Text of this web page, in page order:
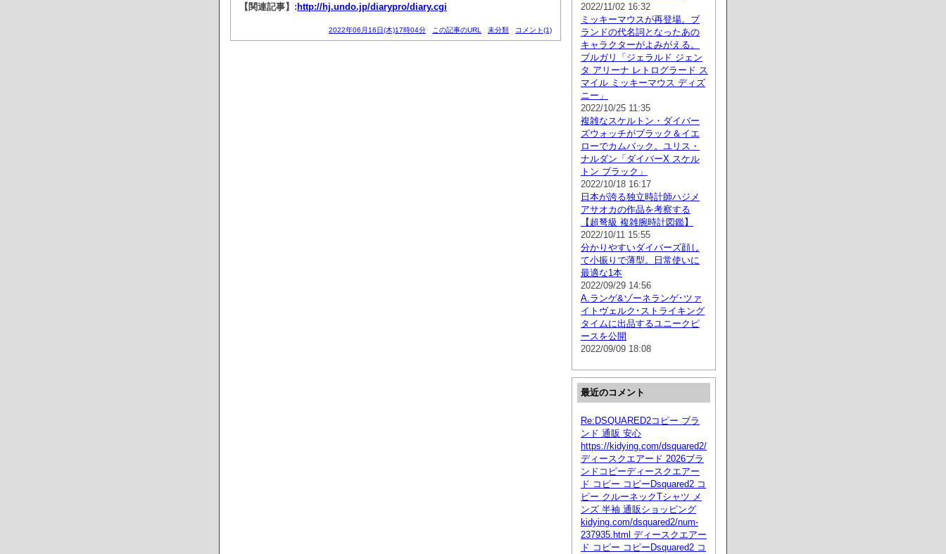
【関連記事】: http://hj.undo.jp/diarypro/diary.cgi
2022年06月16日(木)17時04分 この記事のURL 未分類 コメント(1)
2022/11/02 16:32
ミッキーマウスが再登場。ブ
ランドの代名詞となったあの
キャラクターがよみがえる。
ブルガリ「ジェラルド ジェン
タ アリーナ レトログラード ス
マイル ミッキーマウス ディズ
ニー」
2022/10/25 11:35
複雑なスケルトン・ダイバー
ズウォッチがブラック＆イエ
ローでカムバック。ユリス・
ナルダン「ダイバーX スケル
トン ブラック」
2022/10/18 16:17
日本が誇る独立時計師ハジメ
アサオカの作品を考察する
【超弩級 複雑腕時計図鑑】
2022/10/11 15:55
分かりやすいダイバーズ顔し
て小振りで薄型。日常使いに
最適な1本
2022/09/29 14:56
A.ランゲ&ゾーネランゲ･ツァ
イトヴェルク･ストライキング
タイムに出品するユニークピ
ースを公開
2022/09/09 18:08
最近のコメント
Re:DSQUARED2コピー ブラ
ンド 通販 安心
https://kidying.com/dsquared2/
ディースクエアード 2026ブラ
ンドコピーディースクエアー
ド コピー コピーDsquared2 コ
ピー クルーネックTシャツ メ
ンズ 半袖 通販ショッピング
kidying.com/dsquared2/num-
237935.html ディースクエアー
ド コピー コピーDsquared2 コ